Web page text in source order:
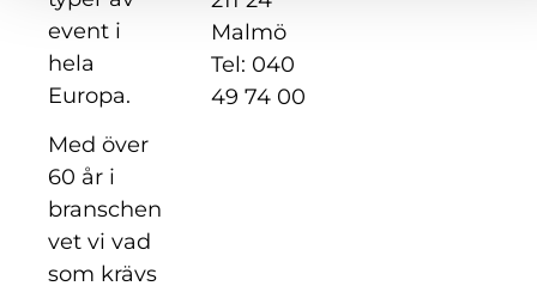
event i
hela
Europa.
Med över
60 år i
branschen
vet vi vad
som krävs
Malmö
Tel: 040
49 74 00